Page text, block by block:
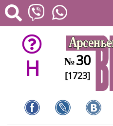
H №30
[1723]